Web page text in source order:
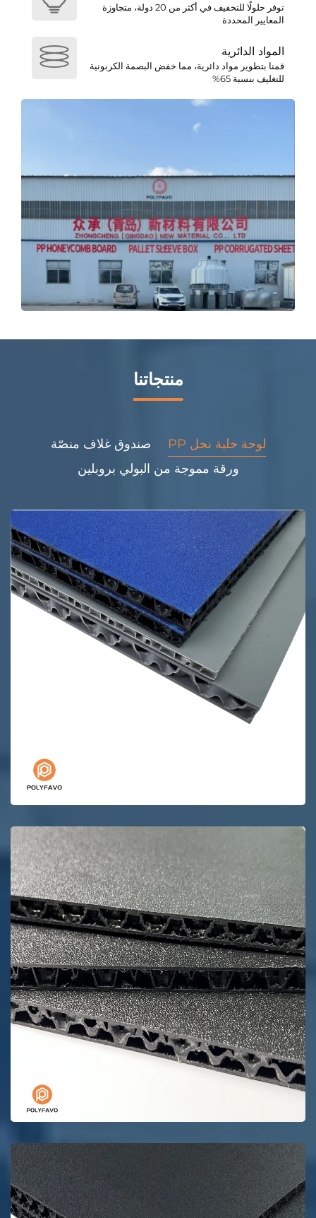
توفر حلولًا للتخفيف في أكثر من 20 دولة، متجاوزة
المعايير المحددة
المواد الدائرية
قمنا بتطوير مواد دائرية، مما خفض البصمة الكربونية
للتغليف بنسبة 65%
منتجاتنا
لوحة خلية نحل PP
صندوق غلاف منصّة
ورقة مموجة من البولي بروبلين